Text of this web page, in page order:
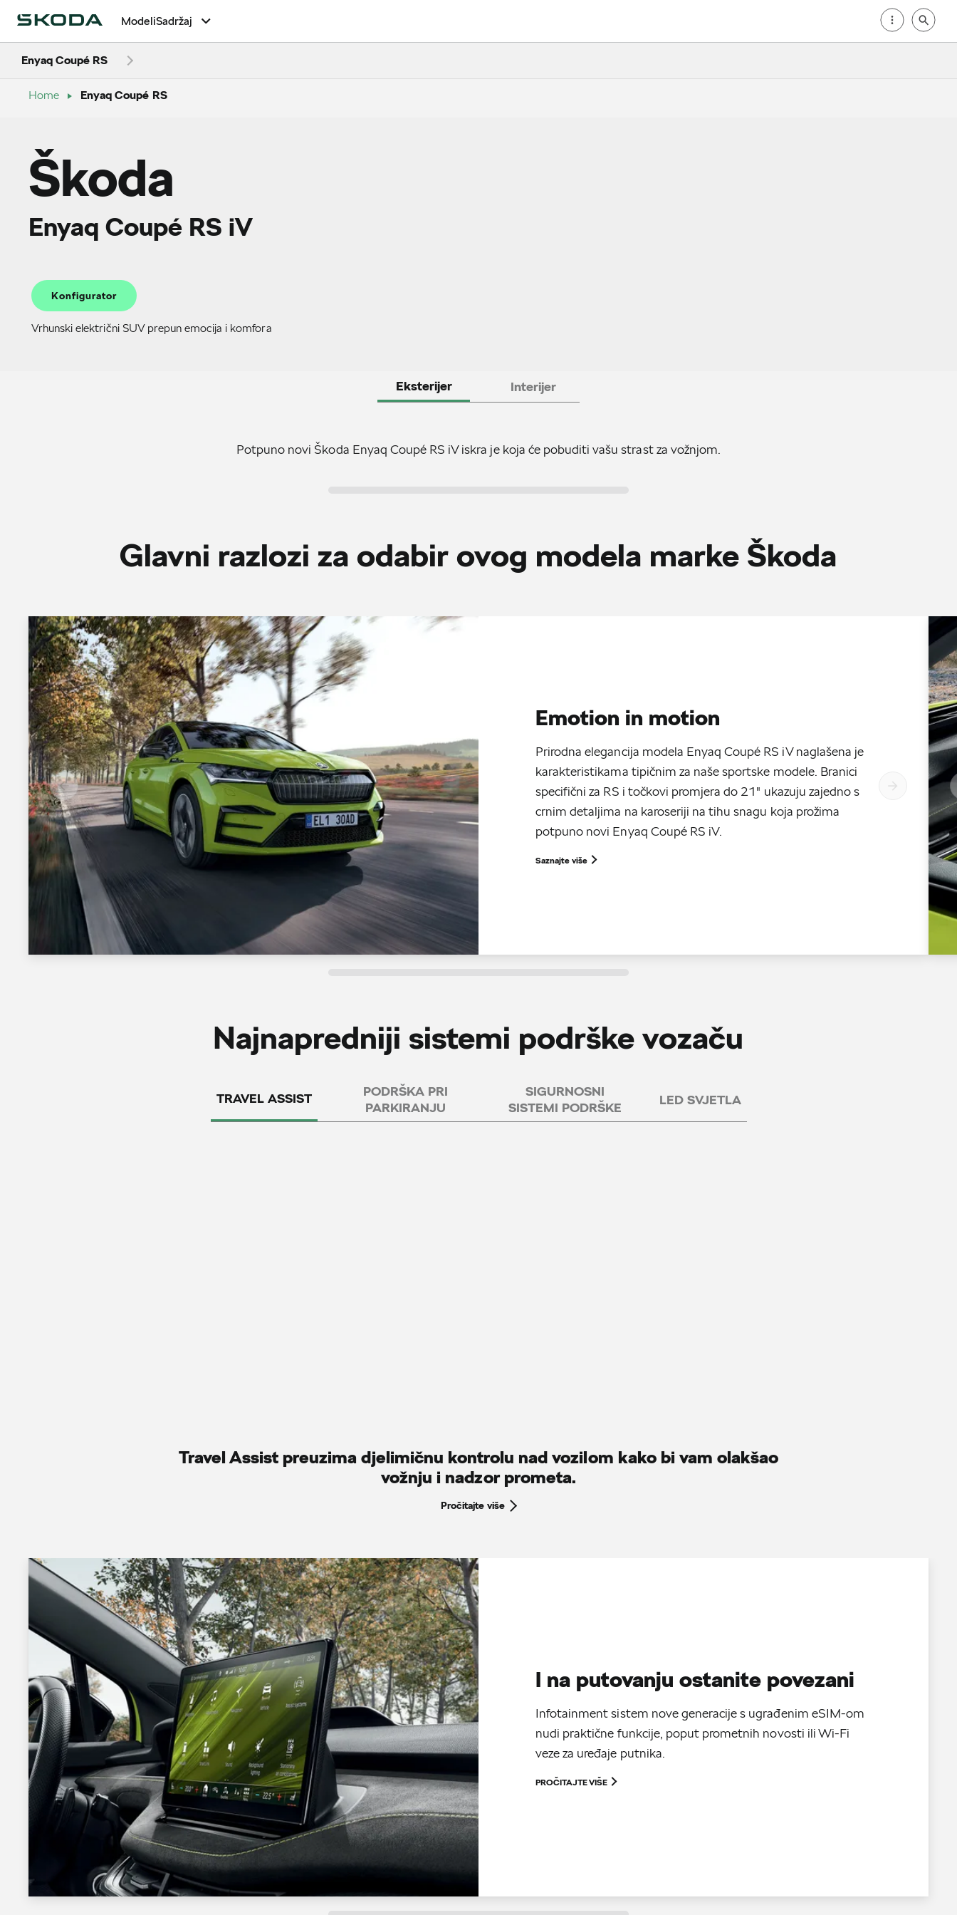
ModeliSadržaj
Enyaq Coupé RS
Home Enyaq Coupé RS
Škoda
Enyaq Coupé RS iV
Vrhunski električni SUV prepun emocija i komfora
Konfigurator
Eksterijer Interijer
Potpuno novi Škoda Enyaq Coupé RS iV iskra je koja će pobuditi vašu strast za vožnjom.
Glavni razlozi za odabir ovog modela marke Škoda
Emotion in motion
Prirodna elegancija modela Enyaq Coupé RS iV naglašena je
karakteristikama tipičnim za naše sportske modele. Branici
specifični za RS i točkovi promjera do 21" ukazuju zajedno s
crnim detaljima na karoseriji na tihu snagu koja prožima
potpuno novi Enyaq Coupé RS iV.
Saznajte više
Najnapredniji sistemi podrške vozaču
TRAVEL ASSIST
PODRŠKA PRI
PARKIRANJU
SIGURNOSNI
SISTEMI PODRŠKE
LED SVJETLA
Travel Assist preuzima djelimičnu kontrolu nad vozilom kako bi vam olakšao
vožnju i nadzor prometa.
Pročitajte više
I na putovanju ostanite povezani
Infotainment sistem nove generacije s ugrađenim eSIM-om
nudi praktične funkcije, poput prometnih novosti ili Wi-Fi
veze za uređaje putnika.
PROČITAJTE VIŠE